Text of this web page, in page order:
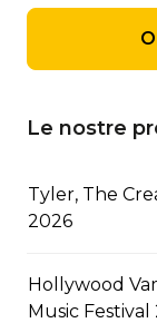
Le nostre
Tyler, The
2026
Hollywood
Music Festival